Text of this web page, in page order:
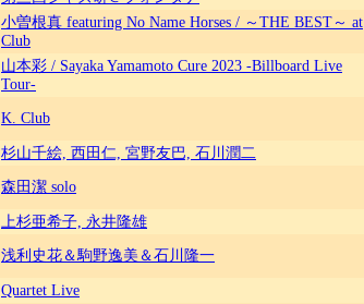
小曽根真 featuring No Name Horses / ～THE BEST～ at
Club
山本彩 / Sayaka Yamamoto Cure 2023 -Billboard Live
Tour-
K. Club
杉山千絵, 西田仁, 宮野友巴, 石川潤二
森田潔 solo
上杉亜希子, 永井隆雄
浅利史花＆駒野逸美＆石川隆一
Quartet Live